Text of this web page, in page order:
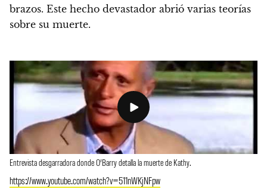
brazos. Este hecho devastador abrió varias teorías
sobre su muerte.
Entrevista desgarradora donde O’Barry detalla la muerte de Kathy.
https://www.youtube.com/watch?v=511nWKjNFpw